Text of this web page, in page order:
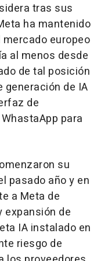
tras sus
ha mantenido
europeo
al menos desde
de tal posición
de IA
de
para
su
pasado año y en
a Meta de
expansión de
IA instalado en
riesgo de